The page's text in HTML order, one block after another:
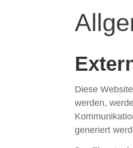
Diese
werden,
generiert